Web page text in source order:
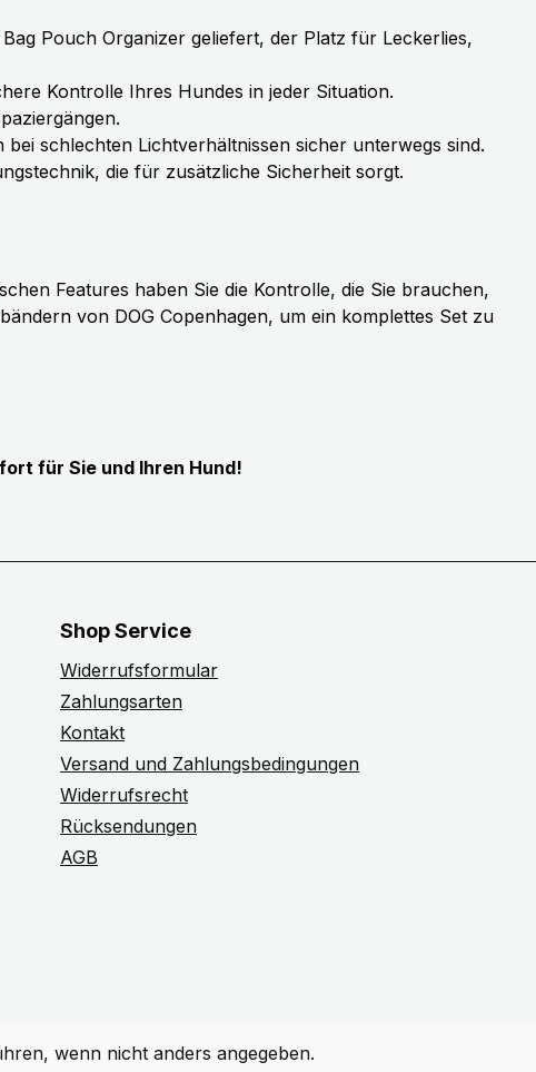
Pouch Organizer geliefert, der Platz für Leckerlies,
Kontrolle Ihres Hundes in jeder Situation.
schlechten Lichtverhältnissen sicher unterwegs sind.
die für zusätzliche Sicherheit sorgt.
Features haben Sie die Kontrolle, die Sie brauchen,
von DOG Copenhagen, um ein komplettes Set zu
für Sie und Ihren Hund!
Shop Service
Widerrufsformular
Zahlungsarten
Kontakt
Versand und Zahlungsbedingungen
Widerrufsrecht
Rücksendungen
AGB
wenn nicht anders angegeben.